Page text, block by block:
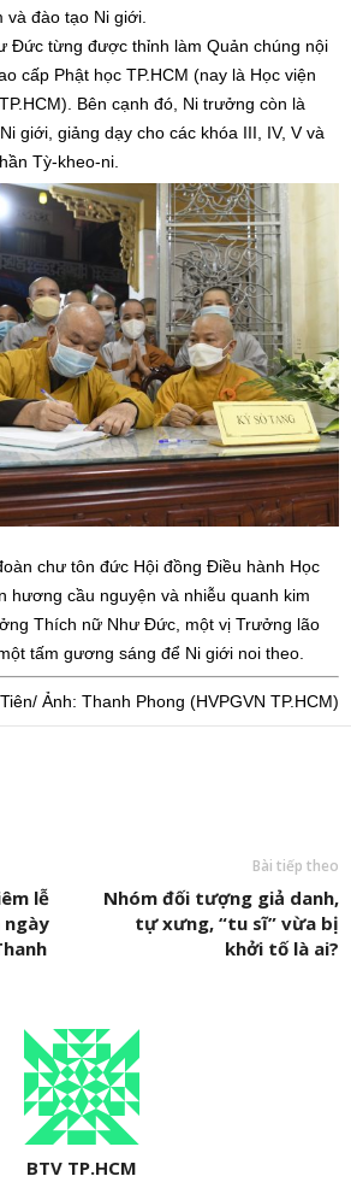
và đào tạo Ni giới.
Đức từng được thỉnh làm Quản chúng nội
cấp Phật học TP.HCM (nay là Học viện
Bên cạnh đó, Ni trưởng còn là
giới, giảng dạy cho các khóa III, IV, V và
Tỳ-kheo-ni.
chư tôn đức Hội đồng Điều hành Học
hương cầu nguyện và nhiễu quanh kim
Thích nữ Như Đức, một vị Trưởng lão
tấm gương sáng để Ni giới noi theo.
Ảnh: Thanh Phong (HVPGVN TP.HCM)
lễ
ngày
Bài tiếp theo
Nhóm đối tượng giả danh,
tự xưng, “tu sĩ” vừa bị
khởi tố là ai?
BTV TP.HCM